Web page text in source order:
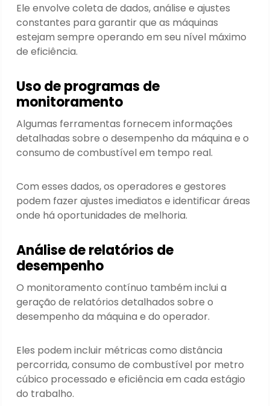
Ele envolve coleta de dados, análise e ajustes
constantes para garantir que as máquinas
estejam sempre operando em seu nível máximo
de eficiência.
Uso de programas de
monitoramento
Algumas ferramentas fornecem informações
detalhadas sobre o desempenho da máquina e o
consumo de combustível em tempo real.
Com esses dados, os operadores e gestores
podem fazer ajustes imediatos e identificar áreas
onde há oportunidades de melhoria.
Análise de relatórios de
desempenho
O monitoramento contínuo também inclui a
geração de relatórios detalhados sobre o
desempenho da máquina e do operador.
Eles podem incluir métricas como distância
percorrida, consumo de combustível por metro
cúbico processado e eficiência em cada estágio
do trabalho.